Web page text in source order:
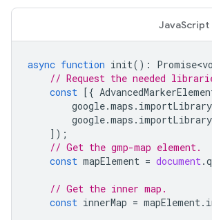
JavaScript
async function init() :
// Request the needed
const
[{
google.maps . importLibrary
google.maps . importLibrary
]);
// Get the gmp-map element.
const mapElement = document.
// Get the inner map.
const innerMap = mapElement.